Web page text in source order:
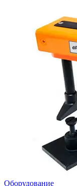
Оборудование